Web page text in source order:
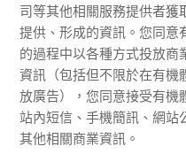
司等其他相關服務提供者獲
提供、形成的資訊。您同意
的過程中以各種方式投放商
資訊（包括但不限於在有機
放廣告），您同意接受有機
站內短信、手機簡訊、網
其他相關商業資訊。